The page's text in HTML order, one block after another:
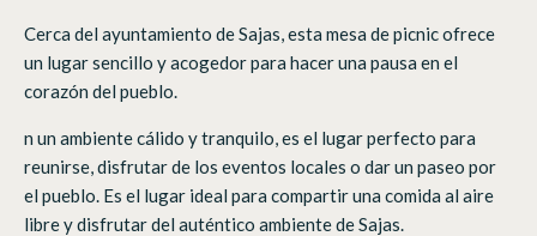
Cerca del ayuntamiento de Sajas, esta mesa de picnic ofrece
un lugar sencillo y acogedor para hacer una pausa en el
corazón del pueblo.
n un ambiente cálido y tranquilo, es el lugar perfecto para
reunirse, disfrutar de los eventos locales o dar un paseo por
el pueblo. Es el lugar ideal para compartir una comida al aire
libre y disfrutar del auténtico ambiente de Sajas.